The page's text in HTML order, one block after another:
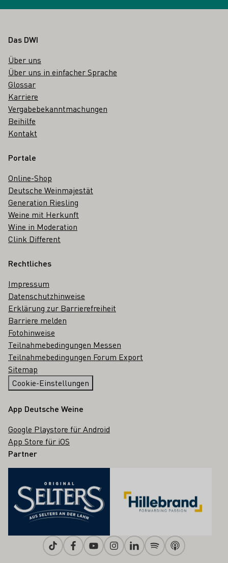
Fußbereich
Das DWI
Über uns
Über uns in einfacher Sprache
Glossar
Karriere
Vergabebekanntmachungen
Beihilfe
Kontakt
Portale
Online-Shop
Deutsche Weinmajestät
Generation Riesling
Weine mit Herkunft
Wine in Moderation
Clink Different
Rechtliches
Impressum
Datenschutzhinweise
Erklärung zur Barrierefreiheit
Barriere melden
Fotohinweise
Teilnahmebedingungen Messen
Teilnahmebedingungen Forum Export
Sitemap
Cookie-Einstellungen
App Deutsche Weine
Google Playstore für Android
App Store für iOS
Partner
TiktokFacebookYoutubeInstagramLinkedinSpotifyApple